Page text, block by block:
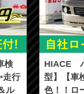
検
走行
ル
HIACE
型】【車
色！！ロ